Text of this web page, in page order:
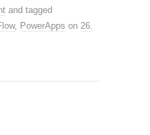
and tagged
, PowerApps on 26.